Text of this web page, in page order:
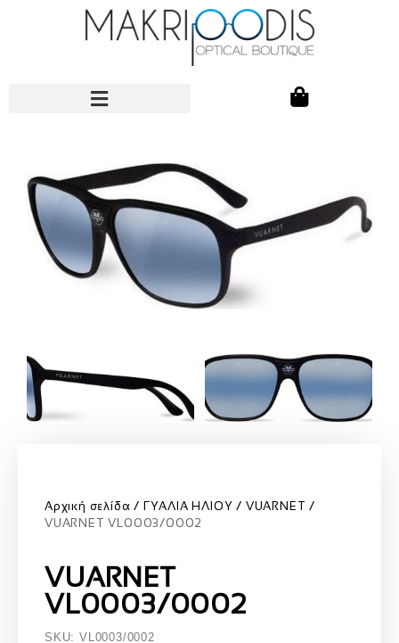
Αρχική σελίδα ΓΥΑΛΙΑ ΗΛΙΟΥ
VUARNET
VUARNET VL0003/0002
VUARNET
VL0003/0002
SKU: VL0003/0002